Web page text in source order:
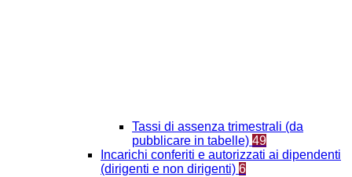
Tassi di assenza trimestrali (da
pubblicare in tabelle) 49
Incarichi conferiti e autorizzati ai dipendenti
(dirigenti e non dirigenti) 6